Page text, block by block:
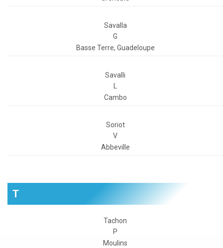
Savalla
G
Basse Terre, Guadeloupe
Savalli
Cambo
Soriot
V
Abbeville
T
Tachon
P
Moulins